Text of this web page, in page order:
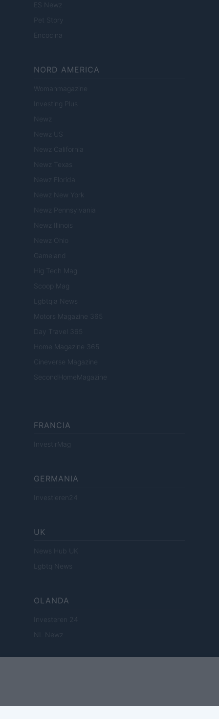
ES Newz
Pet Story
Encocina
NORD AMERICA
Womanmagazine
Investing Plus
Newz
Newz US
Newz California
Newz Texas
Newz Florida
Newz New York
Newz Pennsylvania
Newz Illinois
Newz Ohio
Gameland
Hig Tech Mag
Scoop Mag
Lgbtqia News
Motors Magazine 365
Day Travel 365
Home Magazine 365
Cineverse Magazine
SecondHomeMagazine
FRANCIA
InvestirMag
GERMANIA
Investieren24
UK
News Hub UK
Lgbtq News
OLANDA
Investeren 24
NL Newz